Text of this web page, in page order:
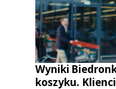
Wyniki
koszyku.